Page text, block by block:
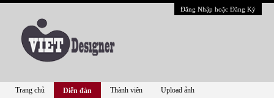
Đăng Nhập hoặc Đăng Ký
Trang chủ Diễn đàn Thành viên Upload ảnh